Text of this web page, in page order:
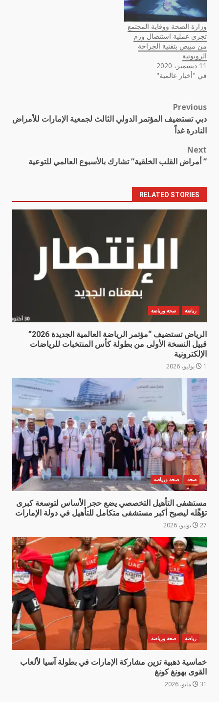
وزارة الصحة ووقاية المجتمع
تجري عملية استئصال ورم
من مبيض بتقنية الجراحة
الروبوتية
11 ديسمبر، 2020
في "أخبار عالمية"
Post
navigation
Previous
دبي تستضيف المؤتمر الدولي الثالث لجمعية الإمارات للأمراض
النادرة غداً
Next
” أمراض القلب الخلقية” تشارك بالأسبوع العالمي للتوعية
RELATED STORIES
رياضة صحة ورياضة
الرياض تستضيف “مؤتمر الرياضة العالمية الجديدة 2026”
قبيل النسخة الأولى من بطولة كأس المنتخبات للرياضات
الإلكترونية
1 يوليو، 2026
صحة صحة ورياضة
مستشفى التأهيل التخصصي يضع حجر الأساس لتوسعة كبرى
تؤهِّله ليصبح أكبر مستشفى متكامل للتأهيل في دولة الإمارات
27 يونيو، 2026
رياضة صحة ورياضة
خماسية ذهبية تزين مشاركة الإمارات في بطولة آسيا لألعاب
القوى بهونغ كونغ
31 مايو، 2026